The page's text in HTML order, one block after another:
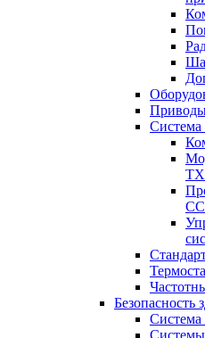
Система
CC
Безопасность
Система
Системы